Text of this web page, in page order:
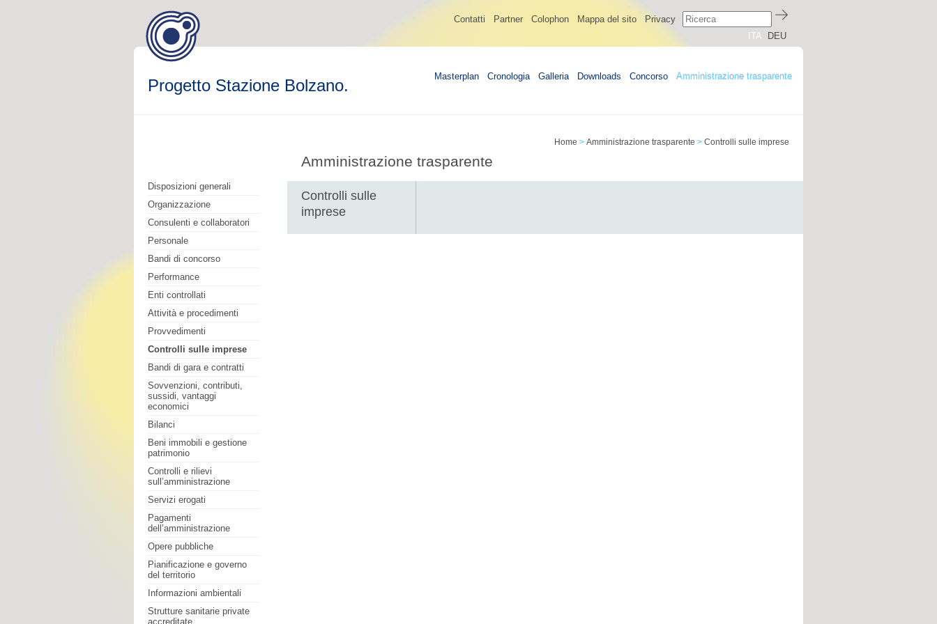
Contatti Partner Colophon Mappa del sito
Privacy
ITA
DEU
Progetto Stazione Bolzano. Masterplan Cronologia Galleria Downloads Concorso Amministrazione trasparente
Disposizioni generali
Organizzazione
Consulenti e collaboratori
Personale
Bandi di concorso
Performance
Enti controllati
Attività e procedimenti
Provvedimenti
Controlli sulle imprese
Bandi di gara e contratti
Sovvenzioni, contributi,
sussidi, vantaggi
economici
Bilanci
Beni immobili e gestione
patrimonio
Controlli e rilievi
sull’amministrazione
Servizi erogati
Pagamenti
dell’amministrazione
Opere pubbliche
Pianificazione e governo
del territorio
Informazioni ambientali
Strutture sanitarie private
accreditate
Home > Amministrazione trasparente > Controlli sulle imprese
Amministrazione trasparente
Controlli sulle
imprese